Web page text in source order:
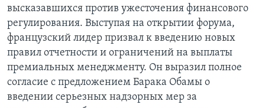
высказавшихся против ужесточения финансового
регулирования. Выступая на открытии форума,
французский лидер призвал к введению новых
правил отчетности и ограничений на выплаты
премиальных менеджменту. Он выразил полное
согласие с предложением Барака Обамы о
введении серьезных надзорных мер за